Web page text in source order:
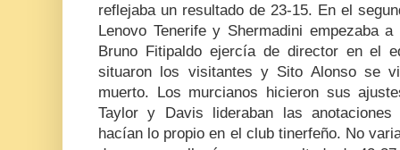
reflejaba un resultado de 23-15. En el
Lenovo Tenerife y Shermadini empezaba
Bruno Fitipaldo ejercía de director en el
situaron los visitantes y Sito Alonso se
muerto. Los murcianos hicieron sus
Taylor y Davis lideraban las
hacían lo propio en el club tinerfeño. No